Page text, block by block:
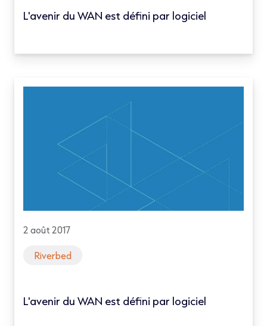
L'avenir du WAN est défini par logiciel
2 août 2017
Riverbed
L'avenir du WAN est défini par logiciel